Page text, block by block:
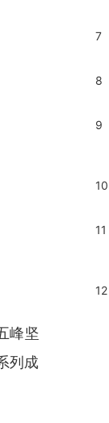
峰坚
列成
7
8
9
10
11
12